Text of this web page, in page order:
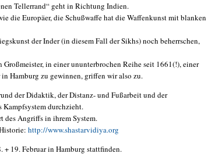
Tellerrand“ geht in Richtung Indien.
die Europäer, die Schußwaffe hat die Waffenkunst mit blanken
der Inder (in diesem Fall der Sikhs) noch beherrschen,
Großmeister, in einer ununterbrochen Reihe seit 1661(!), einer
Hamburg zu gewinnen, griffen wir also zu.
der Didaktik, der Distanz- und Fußarbeit und der
Kampfsystem durchzieht.
des Angriffs in ihrem System.
http://www.shastarvidiya.org
+ 19. Februar in Hamburg stattfinden.